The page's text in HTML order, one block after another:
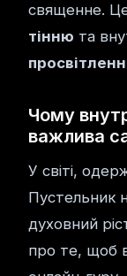
священне.
тінню та
Чому
важлива
У світі,
Пустельник
духовний
про те, щоб